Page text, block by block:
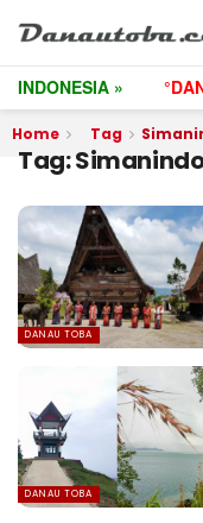
INDONESIA »
Home Tag
Tag:
DANAU TOBA
DANAU TOBA